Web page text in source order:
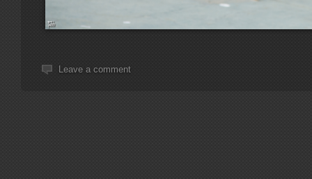
Leave a comment